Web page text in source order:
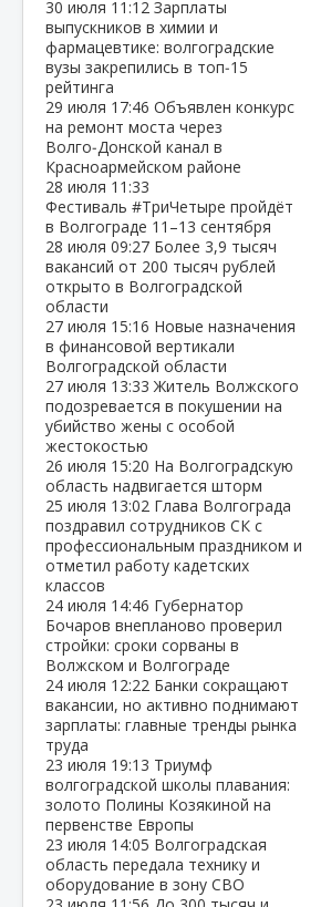
30 июля 11:12 Зарплаты
выпускников в химии и
фармацевтике: волгоградские
вузы закрепились в топ‑15
рейтинга
29 июля 17:46 Объявлен конкурс
на ремонт моста через
Волго‑Донской канал в
Красноармейском районе
28 июля 11:33
Фестиваль #ТриЧетыре пройдёт
в Волгограде 11–13 сентября
28 июля 09:27 Более 3,9 тысяч
вакансий от 200 тысяч рублей
открыто в Волгоградской
области
27 июля 15:16 Новые назначения
в финансовой вертикали
Волгоградской области
27 июля 13:33Житель Волжского
подозревается в покушении на
убийство жены с особой
жестокостью
26 июля 15:20 На Волгоградскую
область надвигается шторм
25 июля 13:02 Глава Волгограда
поздравил сотрудников СК с
профессиональным праздником и
отметил работу кадетских
классов
24 июля 14:46 Губернатор
Бочаров внепланово проверил
стройки: сроки сорваны в
Волжском и Волгограде
24 июля 12:22 Банки сокращают
вакансии, но активно поднимают
зарплаты: главные тренды рынка
труда
23 июля 19:13 Триумф
волгоградской школы плавания:
золото Полины Козякиной на
первенстве Европы
23 июля 14:05 Волгоградская
область передала технику и
оборудование в зону СВО